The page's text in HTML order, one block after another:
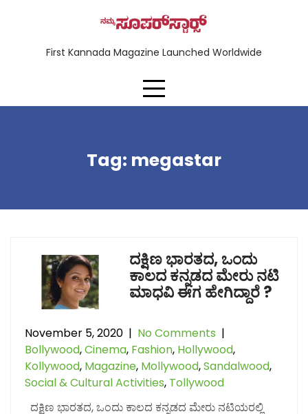
First Kannada Magazine Launched Worldwide
Tag: megastar
ದಕ್ಷಿಣ ಭಾರತದ, ಒಂದು
ಕಾಲದ ಕನ್ನಡದ ಮೇರು ನಟಿ
ಮಾಧವಿ ಈಗ ಹೇಗಿದ್ದಾರೆ ?
November 5, 2020 | No Comments |
Bollywood,Cinema, Fashion, Hollywood,
Kollywood, Magazine, Mollywood,Sandalwood,
Social & Cultural Activities, Tollywood
ದಕ್ಷಿಣ ಭಾರತದ, ಒಂದು ಕಾಲದ ಕನ್ನಡದ ಮೇರು ನಟಿಯರಲ್ಲಿ